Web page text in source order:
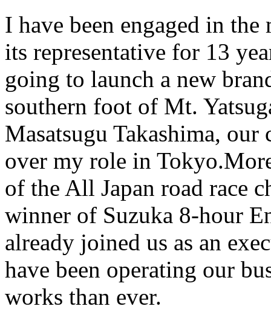
I have been engaged in
its representative for 13
going to launch a new
southern foot of Mt.
Masatsugu Takashima,
over my role in
of the All Japan road race
winner of Suzuka 8-hour
already joined us as an
have been operating our
works than ever.